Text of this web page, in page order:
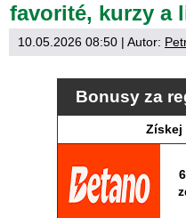
favorité, kurzy a
10.05.2026 08:50 | Autor:
Bonusy za
Získej